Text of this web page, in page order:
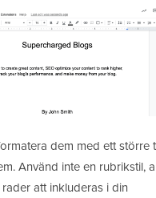
dem med ett större
Använd inte en rubrikstil,
att inkluderas i din